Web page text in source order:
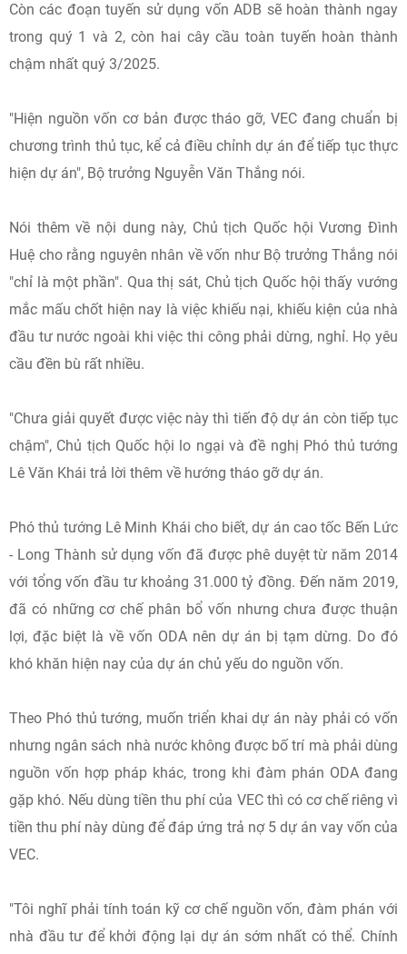
Còn các đoạn tuyến sử dụng vốn ADB sẽ hoàn thành ngay
trong quý 1 và 2, còn hai cây cầu toàn tuyến hoàn thành
chậm nhất quý 3/2025.
"Hiện nguồn vốn cơ bản được tháo gỡ, VEC đang chuẩn bị
chương trình thủ tục, kể cả điều chỉnh dự án để tiếp tục thực
hiện dự án", Bộ trưởng Nguyễn Văn Thắng nói.
Nói thêm về nội dung này, Chủ tịch Quốc hội Vương Đình
Huệ cho rằng nguyên nhân về vốn như Bộ trưởng Thắng nói
"chỉ là một phần". Qua thị sát, Chủ tịch Quốc hội thấy vướng
mắc mấu chốt hiện nay là việc khiếu nại, khiếu kiện của nhà
đầu tư nước ngoài khi việc thi công phải dừng, nghỉ. Họ yêu
cầu đền bù rất nhiều.
"Chưa giải quyết được việc này thì tiến độ dự án còn tiếp tục
chậm", Chủ tịch Quốc hội lo ngại và đề nghị Phó thủ tướng
Lê Văn Khái trả lời thêm về hướng tháo gỡ dự án.
Phó thủ tướng Lê Minh Khái cho biết, dự án cao tốc Bến Lức
- Long Thành sử dụng vốn đã được phê duyệt từ năm 2014
với tổng vốn đầu tư khoảng 31.000 tỷ đồng. Đến năm 2019,
đã có những cơ chế phân bổ vốn nhưng chưa được thuận
lợi, đặc biệt là về vốn ODA nên dự án bị tạm dừng. Do đó
khó khăn hiện nay của dự án chủ yếu do nguồn vốn.
Theo Phó thủ tướng, muốn triển khai dự án này phải có vốn
nhưng ngân sách nhà nước không được bố trí mà phải dùng
nguồn vốn hợp pháp khác, trong khi đàm phán ODA đang
gặp khó. Nếu dùng tiền thu phí của VEC thì có cơ chế riêng vì
tiền thu phí này dùng để đáp ứng trả nợ 5 dự án vay vốn của
VEC.
"Tôi nghĩ phải tính toán kỹ cơ chế nguồn vốn, đàm phán với
nhà đầu tư để khởi động lại dự án sớm nhất có thể. Chính